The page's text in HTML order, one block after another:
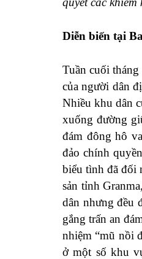
Diễn biến tại
Tuần cuối
của người dân
Nhiều khu dân
xuống đường
đám đông hô
đảo chính
biểu tình đã đối
sản tỉnh
dân nhưng đều
gắng trấn an
nhiệm “mũ nồi
ở một số khu